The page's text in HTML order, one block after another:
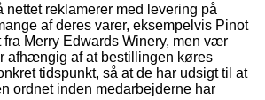
nettet reklamerer med levering på
af deres varer, eksempelvis Pinot
fra Merry Edwards Winery, men vær
afhængig af at bestillingen køres
tidspunkt, så at de har udsigt til at
ordnet inden medarbejderne har